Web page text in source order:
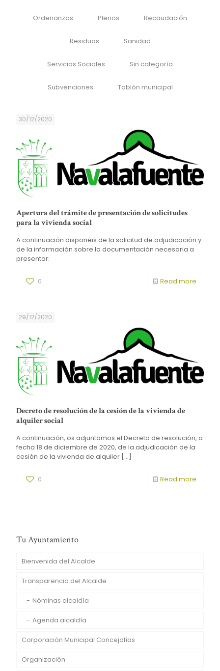
Ordenanzas Plenos Recaudación
Residuos Sanidad
Servicios Sociales Sin categoría
Subvenciones Tablón municipal
30/12/2020
Apertura del trámite de presentación de solicitudes
para la vivienda social
A continuación disponéis de la solicitud de adjudicación y
de la información sobre la documentación necesaria a
presentar:
0 Read more
29/12/2020
Decreto de resolución de la cesión de la vivienda de
alquiler social
A continuación, os adjuntamos el Decreto de resolución, a
fecha 18 de diciembre de 2020, de la adjudicación de la
cesión de la vivienda de alquiler […]
0 Read more
Tu Ayuntamiento
Bienvenida del Alcalde
Transparencia del Alcalde
Nóminas alcaldía
Agenda alcaldía
Corporación Municipal Concejalías
Organización